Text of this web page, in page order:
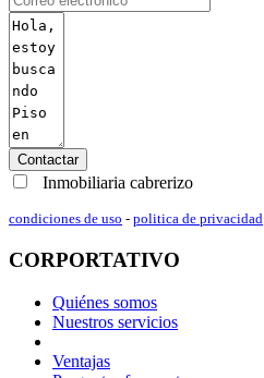
Contactar
Inmobiliaria cabrerizo
condiciones de uso - politica de privacidad
CORPORTATIVO
Quiénes somos
Nuestros servicios
Ventajas